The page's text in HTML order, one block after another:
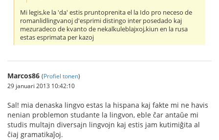
Mi legis,ke la 'da' estis pruntoprenita el la Ido pro neceso de
romanlidlingvanoj d'esprimi distingo inter posedado kaj
mezuradeco de kvanto de nekalkuleblajxoj,kiun en la rusa
estas esprimata per kazoj
Marcos86 (Profiel tonen)
29 januari 2013 10:42:10
Sal! mia denaska lingvo estas la hispana kaj fakte mi ne havis
nenian problemon studante la lingvon, eble ĉar antaŭe mi
studis multajn diversajn lingvojn kaj estis jam kutimiĝita al
ĉiaj gramatikaĵoj.